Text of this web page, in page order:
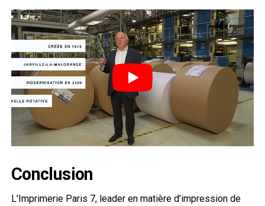
Conclusion
L’Imprimerie Paris 7, leader en matière d’impression de